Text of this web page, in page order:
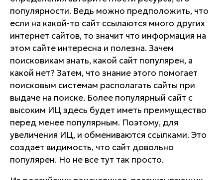
популярности. Ведь можно предположить, что
если на какой-то сайт ссылаются много других
интернет сайтов, то значит что информация на
этом сайте интересна и полезна. Зачем
поисковикам знать, какой сайт популярен, а
какой нет? Затем, что знание этого помогает
поисковым системам располагать сайты при
выдаче на поиске. Более популярный сайт с
высоким ИЦ здесь будет иметь преимущество
перед менее популярным. Поэтому, для
увеличения ИЦ, и обмениваются ссылками. Это
создает видимость, что сайт довольно
популярен. Но не все тут так просто.